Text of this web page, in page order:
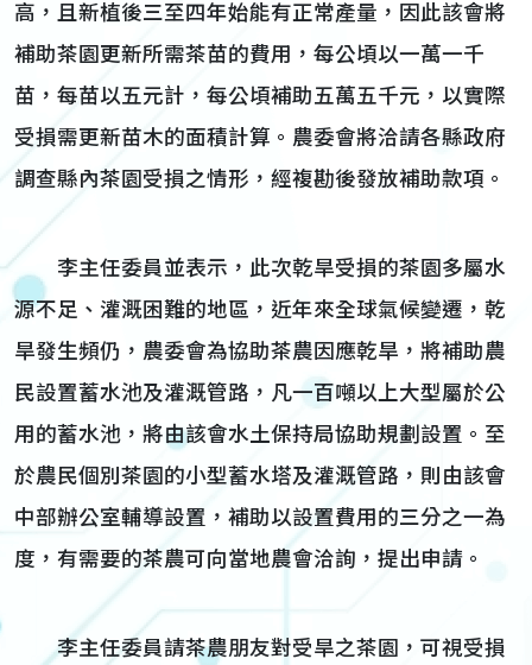
高，且新植後三至四年始能有正常產量，因此該會將
補助茶園更新所需茶苗的費用，每公頃以一萬一千
苗，每苗以五元計，每公頃補助五萬五千元，以實際
受損需更新苗木的面積計算。農委會將洽請各縣政府
調查縣內茶園受損之情形，經複勘後發放補助款項。
李主任委員並表示，此次乾旱受損的茶園多屬水
源不足、灌溉困難的地區，近年來全球氣候變遷，乾
旱發生頻仍，農委會為協助茶農因應乾旱，將補助農
民設置蓄水池及灌溉管路，凡一百噸以上大型屬於公
用的蓄水池，將由該會水土保持局協助規劃設置。至
於農民個別茶園的小型蓄水塔及灌溉管路，則由該會
中部辦公室輔導設置，補助以設置費用的三分之一為
度，有需要的茶農可向當地農會洽詢，提出申請。
李主任委員請茶農朋友對受旱之茶園，可視受損